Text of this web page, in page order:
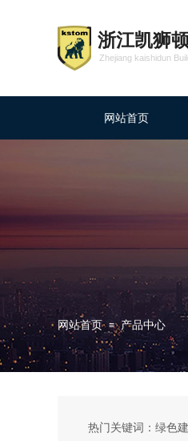
Zhejiang kaishidun
浙江凯狮
网站首页
网站首页 ≡ 产品中心
热门关键词：绿色